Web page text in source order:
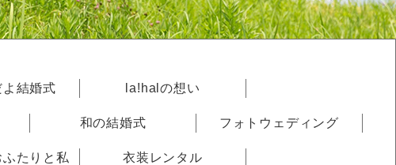
よ結婚式 la!halの想い
和の結婚式 フォトウェディング
たりと私 衣装レンタル